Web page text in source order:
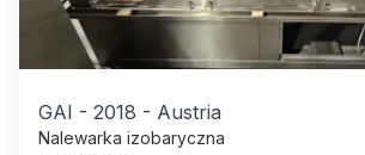
GAI - 2018 - Austria
Nalewarka izobaryczna